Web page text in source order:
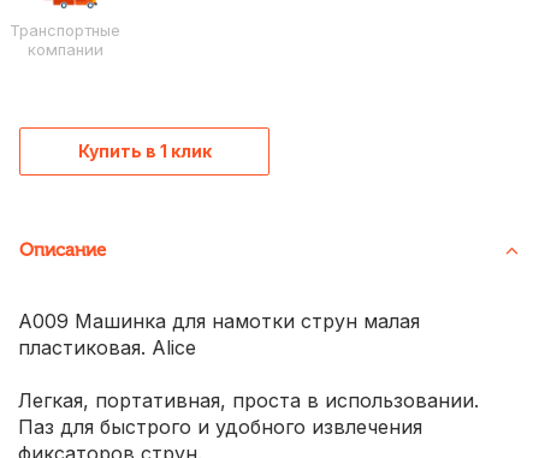
Транспортные
компании
Купить в 1 клик
Описание
A009 Машинка для намотки струн малая
пластиковая. Alice
Легкая, портативная, проста в использовании.
Паз для быстрого и удобного извлечения
фиксаторов струн.